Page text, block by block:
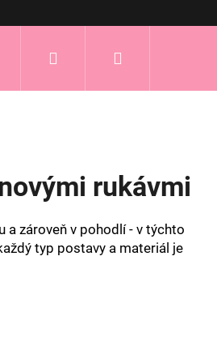
Prihlásenie
rukávmi
a zároveň v pohodlí - v týchto
typ postavy a materiál je